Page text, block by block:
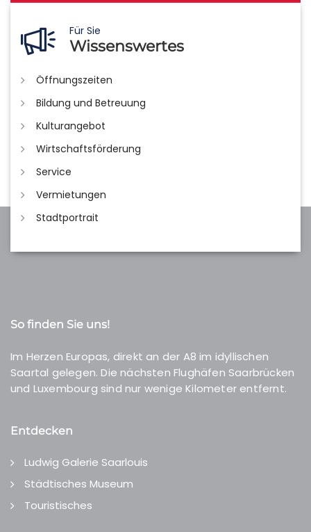
Für Sie
Wissenswertes
Öffnungszeiten
Bildung und Betreuung
Kulturangebot
Wirtschaftsförderung
Service
Vermietungen
Stadtportrait
So finden Sie uns!
Im Herzen Europas, direkt an der A8 im idyllischen
Saartal gelegen. Die nächsten Flughäfen Saarbrücken
und Luxembourg sind nur wenige Kilometer entfernt.
Entdecken
Ludwig Galerie Saarlouis
Städtisches Museum
Touristisches